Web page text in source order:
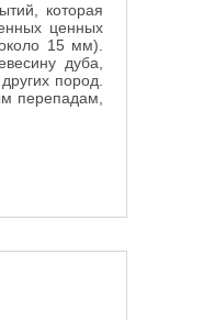
которая
ценных
15 мм).
дуба,
пород.
перепадам,